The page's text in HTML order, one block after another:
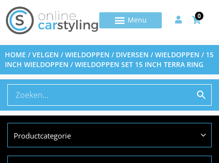
0
HOME /VELGEN / WIELDOPPEN / DIVERSEN /WIELDOPPEN / 15
INCH WIELDOPPEN / WIELDOPPEN SET 15 INCH TERRA RING
Productcategorie